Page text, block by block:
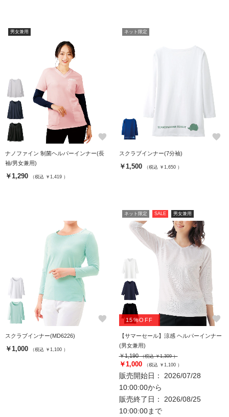
男女兼用
favorite
ナノファイン 制菌ヘルパーインナー(長
袖/男女兼用)
￥1,290 （税込 ￥1,419 ）
ネット限定
favorite
スクラブインナー(7分袖)
￥1,500 （税込 ￥1,650 ）
favorite
スクラブインナー(MD6226)
￥1,000 （税込 ￥1,100 ）
ネット限定 SALE 男女兼用
15%OFF favorite
【サマーセール】涼感 ヘルパーインナー
(男女兼用)
￥1,190（税込 ￥1,309 ）
￥1,000 （税込 ￥1,100 ）
販売開始日： 2026/07/28
10:00:00から
販売終了日： 2026/08/25
10:00:00まで